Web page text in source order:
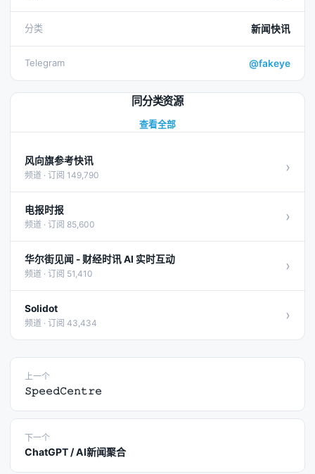
分类 新闻快讯
Telegram @fakeye
同分类资源
查看全部
风向旗参考快讯
频道 · 订阅 149,790 ›
电报时报
频道 · 订阅 85,600 ›
华尔街见闻 - 财经时讯 AI 实时互动
频道 · 订阅 51,410 ›
Solidot
频道 · 订阅 43,434 ›
上一个
𝚂𝚙𝚎𝚎𝚍𝙲𝚎𝚗𝚝𝚛𝚎
下一个
ChatGPT / AI新闻聚合